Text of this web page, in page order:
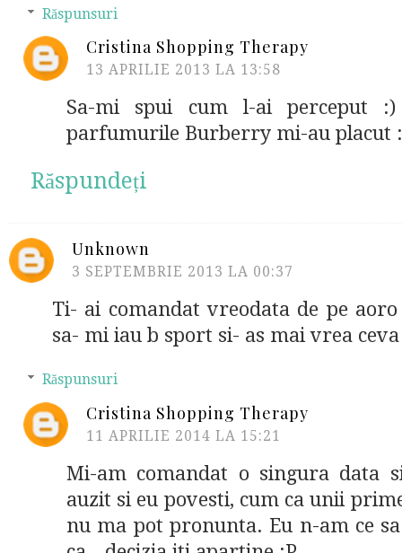
Răspunsuri
Cristina Shopping Therapy
13 APRILIE 2013 LA 13:58
Sa-mi spui cum l-ai perceput :)
parfumurile Burberry mi-au placut
Răspundeți
Unknown
3 SEPTEMBRIE 2013 LA 00:37
Ti- ai comandat vreodata de pe
sa- mi iau b sport si- as mai vrea
Răspunsuri
Cristina Shopping Therapy
11 APRILIE 2014 LA 15:21
Mi-am comandat o singura data
auzit si eu povesti, cum ca unii
nu ma pot pronunta. Eu n-am ce